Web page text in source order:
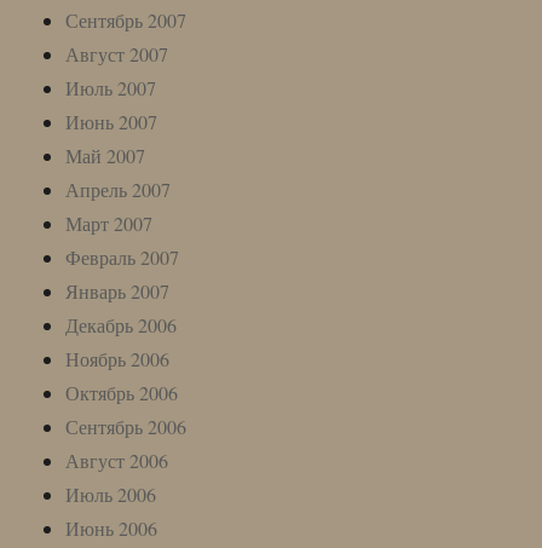
Сентябрь 2007
Август 2007
Июль 2007
Июнь 2007
Май 2007
Апрель 2007
Март 2007
Февраль 2007
Январь 2007
Декабрь 2006
Ноябрь 2006
Октябрь 2006
Сентябрь 2006
Август 2006
Июль 2006
Июнь 2006